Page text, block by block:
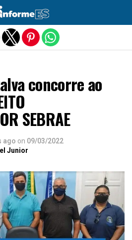
concorre ao
SEBRAE
ago on 09/03/2022
Junior
versão mobile